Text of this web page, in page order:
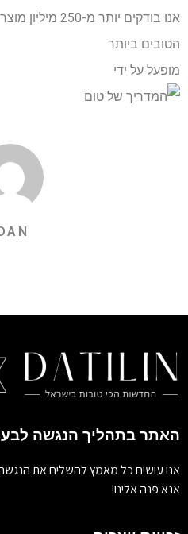
אנו בודקים יותר
הטובים ביותר
מופעל על ידי
האתר בתהליך הנגשה
אנו עושים כל מאמץ להשלים את
אנא פנה אלינו!